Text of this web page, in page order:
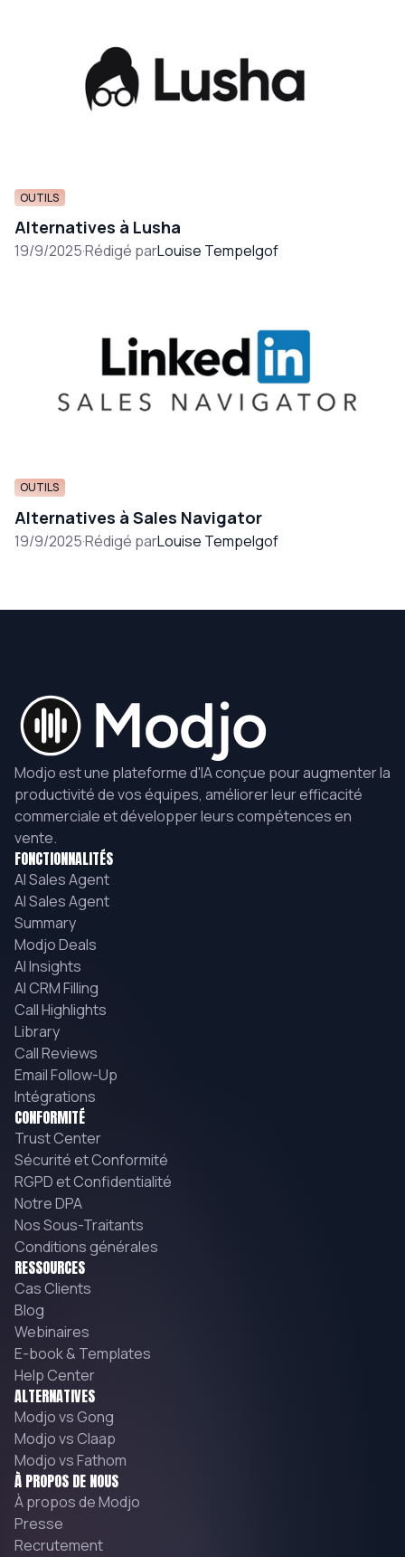
OUTILS
Alternatives à Lusha
19/9/2025·Rédigé parLouise Tempelgof
OUTILS
Alternatives à Sales Navigator
19/9/2025·Rédigé parLouise Tempelgof
Modjo est une plateforme d'IA conçue pour augmenter la
productivité de vos équipes, améliorer leur efficacité
commerciale et développer leurs compétences en
vente.
FONCTIONNALITÉS
AI Sales Agent
AI Sales Agent
Summary
Modjo Deals
AI Insights
AI CRM Filling
Call Highlights
Library
Call Reviews
Email Follow-Up
Intégrations
CONFORMITÉ
Trust Center
Sécurité et Conformité
RGPD et Confidentialité
Notre DPA
Nos Sous-Traitants
Conditions générales
RESSOURCES
Cas Clients
Blog
Webinaires
E-book & Templates
Help Center
ALTERNATIVES
Modjo vs Gong
Modjo vs Claap
Modjo vs Fathom
À PROPOS DE NOUS
À propos de Modjo
Presse
Recrutement